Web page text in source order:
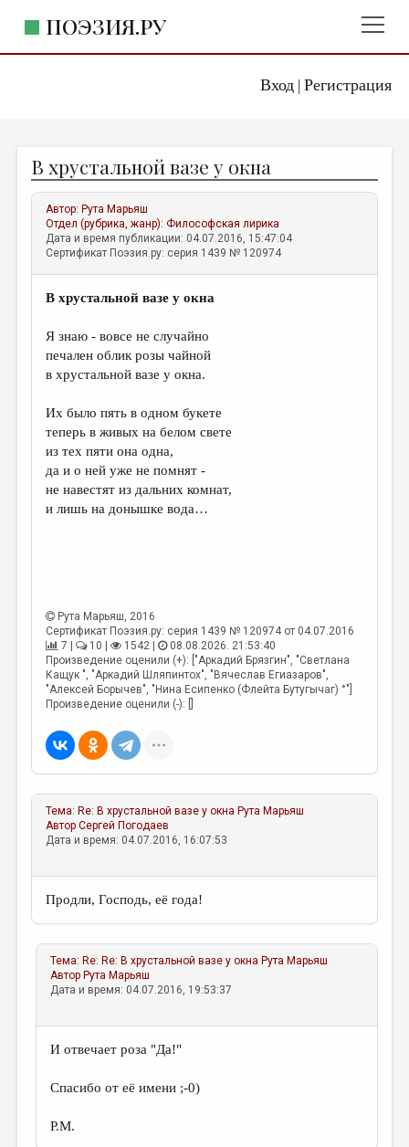
Вход| Регистрация
ПОЭЗИЯ.РУ
ЖАНРЫ
АВТОРЫ
КОММЕНТАРИИ
ЛИТСАЛОН
НОВОСТИ
ПРАВИЛА САЙТА
ОТДЕЛЫ И РУБРИКИ
ИЗБРАННОЕ
ДАЙДЖЕСТ
ПРОИЗВЕДЕНИЯ
ПЕРЕВОДЫ
ОБЗОР ЛИТЕРАТУРЫ
СТРАНИЦЫ ПАМЯТИ
ОБЪЯВЛЕНИЯ
КОЛОНКА РЕДАКТОРА
РЕДКОЛЛЕГИЯ
ОТ РЕДАКЦИИ
МАЛАЯ ПРОЗА
КУЛЬТУРОВЕДЕНИЕ
ПУБЛИЦИСТИКА
РЕЦЕНЗИРОВАНИЕ
ТРЕДИАКОВСКИЙ
МЕДИА
В хрустальной вазе у окна
Автор: Рута Марьяш
Отдел (рубрика, жанр):Философская лирика
Дата и время публикации: 04.07.2016, 15:47:04
Сертификат Поэзия.ру: серия 1439 № 120974
В хрустальной вазе у окна
Я знаю - вовсе не случайно
печален облик розы чайной
в хрустальной вазе у окна.
Их было пять в одном букете
теперь в живых на белом свете
из тех пяти она одна,
да и о ней уже не помнят -
не навестят из дальних комнат,
и лишь на донышке вода…
Рута Марьяш, 2016
Сертификат Поэзия.ру: серия 1439 № 120974 от 04.07.2016
7 |
10 | 1542 |
08.08.2026. 21:53:40
Произведение оценили (+): ["Аркадий Брязгин", "Светлана
Кащук ", "Аркадий Шляпинтох", "Вячеслав Егиазаров",
"Алексей Борычев", "Нина Есипенко (Флейта Бутугычаг) °"]
Произведение оценили (-): []
Тема: Re: В хрустальной вазе у окна Рута Марьяш
АвторСергей Погодаев
Дата и время: 04.07.2016, 16:07:53
Продли, Господь, её года!
Тема: Re: Re: В хрустальной вазе у окна Рута Марьяш
Автор Рута Марьяш
Дата и время: 04.07.2016, 19:53:37
И отвечает роза "Да!"
Спасибо от её имени ;-0)
Р.М.